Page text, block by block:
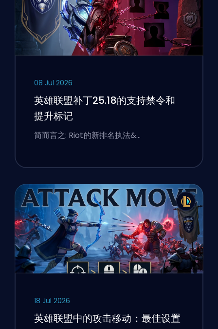
08 Jul 2026
英雄联盟补丁25.18的支持禁令和
提升标记
简而言之: Riot的新排名执法&…
18 Jul 2026
英雄联盟中的攻击移动：最佳设置